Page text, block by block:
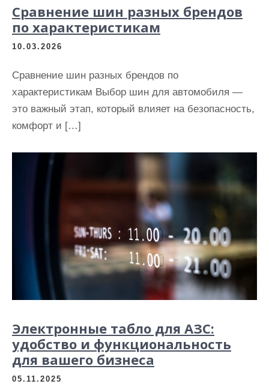
Сравнение шин разных брендов
по характеристикам
10.03.2026
Сравнение шин разных брендов по
характеристикам Выбор шин для автомобиля —
это важный этап, который влияет на безопасность,
комфорт и […]
Электронные табло для АЗС:
удобство и функциональность
для вашего бизнеса
05.11.2025